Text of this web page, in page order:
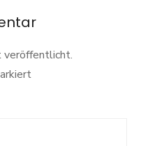
veröffentlicht.